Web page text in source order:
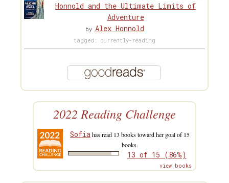
Honnold and the Ultimate Limits of
Adventure
by Alex Honnold
tagged: currently-reading
2022 Reading Challenge
Sofiahas read 13 books toward her goal of 15
books.
13 of 15 (86%)
view books